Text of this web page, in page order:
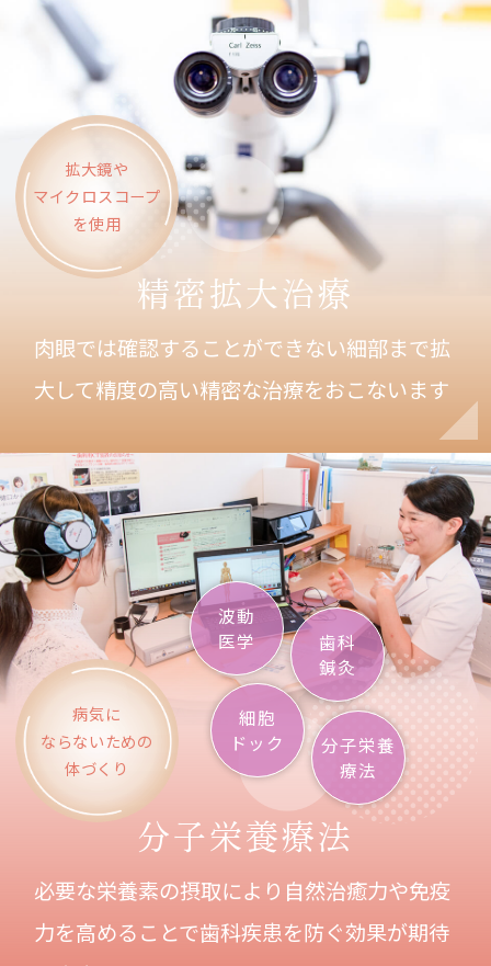
拡大鏡や
マイクロスコープ
を使用
精密拡大治療
肉眼では確認することができない細部まで拡
大して精度の高い精密な治療をおこないます
病気に
ならないための
体づくり
波動
医学
歯科
鍼灸
細胞
ドック
分子栄養
療法
分子栄養療法
必要な栄養素の摂取により自然治癒力や免疫
力を高めることで歯科疾患を防ぐ効果が期待